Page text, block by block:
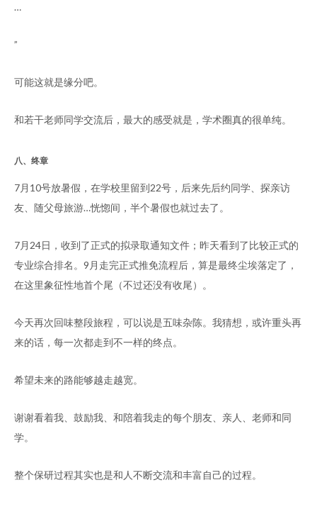
…
”
可能这就是缘分吧。
和若干老师同学交流后，最大的感受就是，学术圈真的很单纯。
八、终章
7月10号放暑假，在学校里留到22号，后来先后约同学、探亲访
友、随父母旅游…恍惚间，半个暑假也就过去了。
7月24日，收到了正式的拟录取通知文件；昨天看到了比较正式的
专业综合排名。9月走完正式推免流程后，算是最终尘埃落定了，
在这里象征性地首个尾（不过还没有收尾）。
今天再次回味整段旅程，可以说是五味杂陈。我猜想，或许重头再
来的话，每一次都走到不一样的终点。
希望未来的路能够越走越宽。
谢谢看着我、鼓励我、和陪着我走的每个朋友、亲人、老师和同
学。
整个保研过程其实也是和人不断交流和丰富自己的过程。